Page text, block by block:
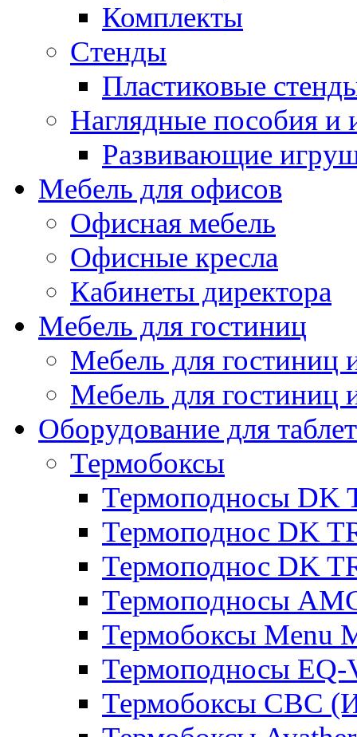
Комплекты
Стенды
Пластиковые
Наглядные пособия и
Развивающие
Мебель для офисов
Офисная мебель
Офисные кресла
Кабинеты директора
Мебель для гостиниц
Мебель для
Мебель для гостиниц
Оборудование для
Термобоксы
Термоподносы DK
Термоподнос DK
Термоподнос DK
Термоподносы
Термобоксы Menu
Термоподносы EQ-
Термобоксы CBC